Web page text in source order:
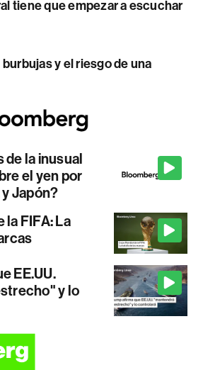
tiene que empezar a escuchar
y el riesgo de una
de la inusual
el yen por
y Japón?
la FIFA: La
EE.UU.
y lo